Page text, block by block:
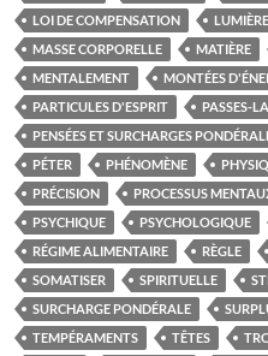
LOI DE COMPENSATION
LUMIÈRE
MASSE CORPORELLE
MATIÈRE
MENTALEMENT
MONTÉES
PARTICULES D'ESPRIT
PASSES-
PENSÉES ET SURCHARGES
PÉTER
PHÉNOMÈNE
PRÉCISION
PROCESSUS
PSYCHIQUE
PSYCHOLOGIQUE
RÉGIME ALIMENTAIRE
RÈGLE
SOMATISER
SPIRITUELLE
SURCHARGE PONDÉRALE
TEMPÉRAMENTS
TÊTES